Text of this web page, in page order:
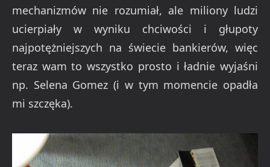
mechanizmów nie rozumiał, ale miliony ludzi
ucierpiały w wyniku chciwości i głupoty
najpotężniejszych na świecie bankierów, więc
teraz wam to wszystko prosto i ładnie wyjaśni
np. Selena Gomez (i w tym momencie opadła
mi szczęka).